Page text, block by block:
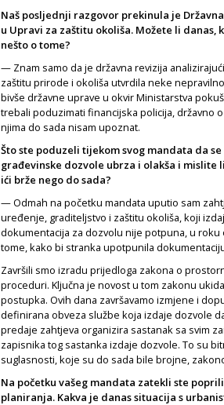
Naš posljednji razgovor prekinula je
u Upravi za zaštitu okoliša. Možete li danas,
nešto o tome?
— Znam samo da je državna revizija
zaštitu prirode i okoliša utvrdila neke
bivše državne uprave u okvir Ministarstva
trebali poduzimati financijska policija, državno
njima do sada nisam upoznat.
Što ste poduzeli tijekom svog mandata da
građevinske dozvole ubrza i olakša i mislite
ići brže nego do sada?
— Odmah na početku mandata uputio sam
uređenje, graditeljstvo i zaštitu okoliša, koji
dokumentacija za dozvolu nije potpuna, u
tome, kako bi stranka upotpunila
Završili smo izradu prijedloga zakona o
proceduri. Ključna je novost u tom zakonu
postupka. Ovih dana završavamo izmjene i
definirana obveza službe koja izdaje dozvole
predaje zahtjeva organizira sastanak sa svim
zapisnika tog sastanka izdaje dozvole. To su
suglasnosti, koje su do sada bile brojne,
Na početku vašeg mandata zatekli ste
planiranja. Kakva je danas situacija s